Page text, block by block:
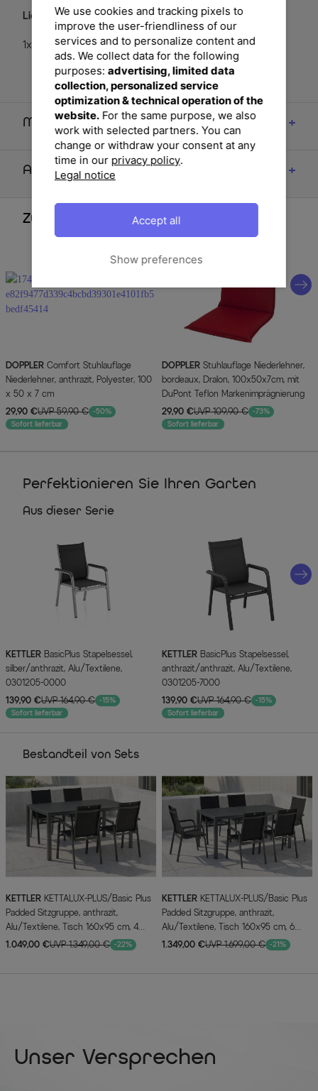
Lieferumfang
1x Stapelsessel BasicPlus Padded (0301202-9400)
Maße
Artikelmerkmale & Materialien
Zubehör
DOPPLER
Niederlehner, anthrazit, Polyester, 100
x 50 x 7 cm
29,90 €UVP 59,90 € -50%
Sofort lieferbar
DOPPLER
bordeaux, Dralon, 100x50x7cm, mit
DuPont Teflon Markenimprägnierung
29,90 €UVP 109,90 € -73%
Sofort lieferbar
Perfektionieren Sie Ihren Garten
Aus dieser Serie
KETTLER
silber/anthrazit, Alu/Textilene,
0301205-0000
139,90 €UVP 164,90 € -15%
Sofort lieferbar
KETTLER
anthrazit/anthrazit, Alu/Textilene,
0301205-7000
139,90 €UVP 164,90 € -15%
Sofort lieferbar
Bestandteil von Sets
KETTLER
Padded Sitzgruppe, anthrazit,
Alu/Textilene, Tisch 160x95 cm, 4
Personen, gepolsterte Sitz - und
1.049,00 €UVP 1.349,00 € -22%
KETTLER
Padded Sitzgruppe, anthrazit,
Alu/Textilene, Tisch 160x95 cm, 6
Personen, gepolsterte Sitz - und
1.349,00 €UVP 1.699,00 € -21%
Unser Versprechen
We use cookies and tracking pixels to
improve the user-friendliness of our
services and to personalize content and
ads. We collect data for the following
purposes: advertising, limited data
collection, personalized service
optimization & technical operation of the
website.For the same purpose, we also
work with selected partners. You can
change or withdraw your consent at any
time in our privacy policy.
Legal notice
Show preferences
Accept all